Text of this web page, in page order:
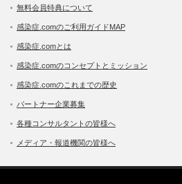
無料会員特典について
感染症.comのご利用ガイドMAP
感染症.comとは
感染症.comのコンセプトとミッション
感染症.comのこれまでの歴史
パートナー企業募集
各種コンサルタントの皆様へ
メディア・報道機関の皆様へ